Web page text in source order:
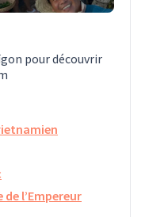
pour découvrir
l’Empereur